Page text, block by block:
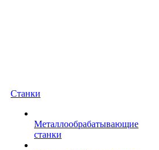
Станки
Металлообрабатывающие
станки